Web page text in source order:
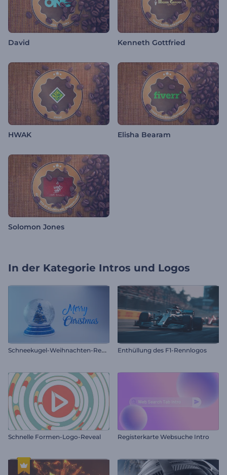
David Kenneth Gottfried
HWAK Elisha Bearam
Solomon Jones
In der Kategorie Intros und Logos
S
chneekugel-Weihnachten-Reveal Enthüllung des F1-Rennlogos
Schnelle Formen-Logo-Reveal Registerkarte Websuche Intro